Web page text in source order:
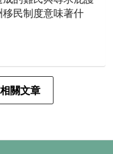
民制度意味著什
關文章